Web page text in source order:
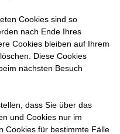
Cookies sind so
nach Ende Ihres
Cookies bleiben auf Ihrem
Diese Cookies
nächsten Besuch
dass Sie über das
und Cookies nur im
Cookies für bestimmte Fälle